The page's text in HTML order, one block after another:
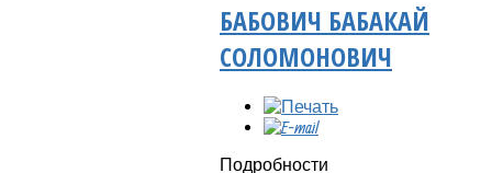
БАБОВИЧ БАБАКАЙ
СОЛОМОНОВИЧ
Подробности